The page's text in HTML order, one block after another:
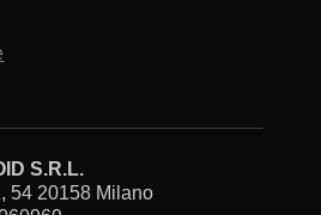
S.R.L.
54 20158 Milano